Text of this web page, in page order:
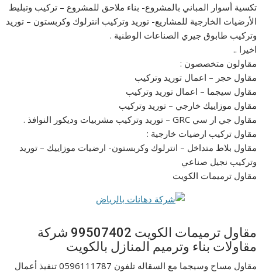
تكسية أسوار المباني بالمشروع- بناء ملاحق للمشروع – تركيب وتبليط
الأرضيات الخارجية للمشاريع- توريد وتركيب انترلوك وكربستون – توريد
وتركيب طابوق جيري الصناعات الوطنية .
اخيرا ..
مقاولون متخصصون :
مقاول حجر – اعمال توريد وتركيب
مقاول سيجما – اعمال توريد وتركيب
مقاول موزاييك خارجي – توريد وتركيب
مقاول جي ار سي GRC – توريد وتركيب مشربيات وديكور النوافذ .
مقاول تركيب ارضيات خارجية :
مقاول بلاط متداخل – انترلوك وكربستون- ارضيات موزاييك – توريد
وتركيب نجيل صناعي
مقاول ترميمات الكويت
مقاول ترميمات الكويت 99507402 شركة
مقاولات بناء وترميم المنازل بالكويت
مقاول مساح وسيجما مع السقاله تلفون 0596111787 تنفيذ أعمال